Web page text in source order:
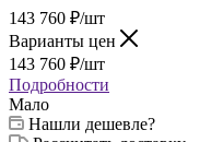
143 760 ₽/шт
Варианты цен
143 760 ₽/шт
Подробности
Мало
Нашли дешевле?